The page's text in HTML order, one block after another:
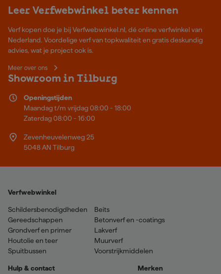
Leer Verfwebwinkel beter kennen
Verf kopen doe je bij Verfwebwinkel.nl, dé online verfwinkel van
Nederland. Voordelige verf van topkwaliteit en gratis deskundig
advies, wat je project ook is.
Meer over ons
Showroom in Tilburg
Openingstijden
Maandag t/m vrijdag 08:00 - 18:00
Zaterdag 08:00 - 16:00
Zevenheuvelenweg 25
5048 AN Tilburg
Verfwebwinkel
Schildersbenodigdheden
Gereedschappen
Grondverf en primer
Houtolie en teer
Spuitbussen
Beits
Betonverf en -coatings
Lakverf
Muurverf
Voorstrijkmiddelen
Hulp & contact Merken